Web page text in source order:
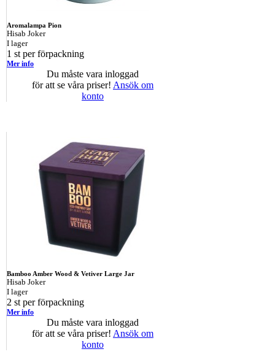
Aromalampa Pion
Hisab Joker
I lager
1 st per förpackning
Mer info
Du måste vara inloggad
för att se våra priser! Ansök om
konto
Bamboo Amber Wood & Vetiver Large Jar
Hisab Joker
I lager
2 st per förpackning
Mer info
Du måste vara inloggad
för att se våra priser! Ansök om
konto